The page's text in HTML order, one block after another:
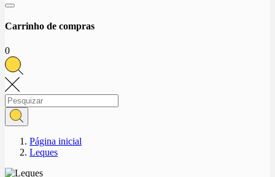
Carrinho de compras
0
Página inicial
Leques